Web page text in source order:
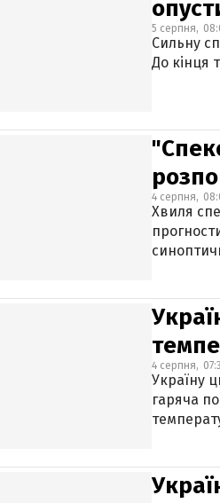
5 серпня,
Сильну
До кінця
4 серпня,
Хвиля
4 серпня,
Україну
гаряча